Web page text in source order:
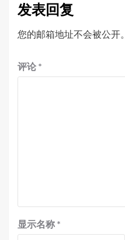
发表回复
您的邮箱地址不会被公开。
评论 *
显示名称 *